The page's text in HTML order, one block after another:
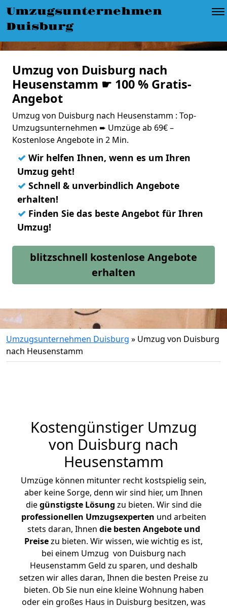
Umzugsunternehmen
Duisburg
Umzug von Duisburg nach
Heusenstamm ☛ 100 % Gratis-
Angebot
Umzug von Duisburg nach Heusenstamm : Top-
Umzugsunternehmen ➨ Umzüge ab 69€ –
Kostenlose Angebote in 2 Min.
✓ Wir helfen Ihnen, wenn es um Ihren
Umzug geht!
✓ Schnell & unverbindlich Angebote
erhalten!
✓ Finden Sie das beste Angebot für Ihren
Umzug!
blitzschnell kostenlose Angebote
erhalten
Umzugsunternehmen Duisburg » Umzug von Duisburg
nach Heusenstamm
Kostengünstiger Umzug
von Duisburg nach
Heusenstamm
Umzüge können mitunter recht kostspielig sein,
aber keine Sorge, denn wir sind hier, um Ihnen
diegünstigste Lösung zu bieten. Wir sind die
professionellen Umzugsexperten und arbeiten
stets daran, Ihnen die besten Angebote und
Preisezu bieten. Wir wissen, wie wichtig es ist,
bei einem Umzug von Duisburg nach
Heusenstamm Geld zu sparen, und deshalb
setzen wir alles daran, Ihnen die besten Preise zu
bieten. Ob Sie nun eine kleine Wohnung haben
oder ein großes Haus in Duisburg besitzen, was